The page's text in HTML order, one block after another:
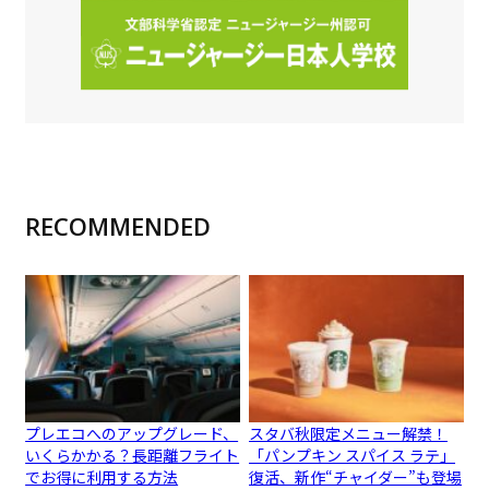
RECOMMENDED
プレエコへのアップグレード、
いくらかかる？長距離フライト
でお得に利用する方法
スタバ秋限定メニュー解禁！
「パンプキン スパイス ラテ」
復活、新作“チャイダー”も登場